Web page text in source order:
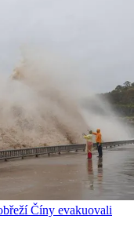
Číny evakuovali